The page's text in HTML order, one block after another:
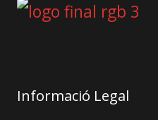
Informació Legal